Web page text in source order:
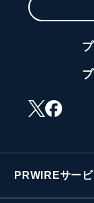
PRWIREサー